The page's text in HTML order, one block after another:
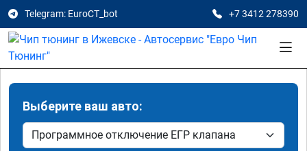
Telegram: EuroCT_bot +7 3412 278390
Выберите ваш авто: